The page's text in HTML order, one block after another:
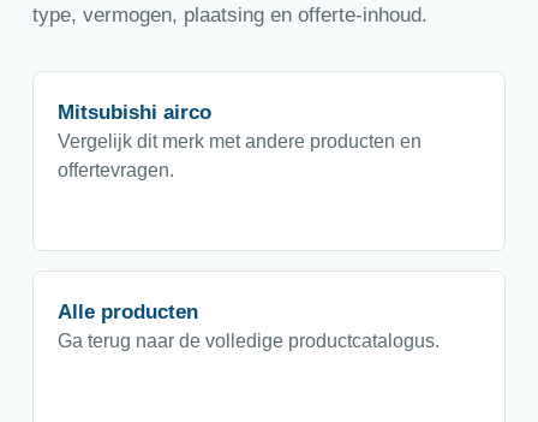
type, vermogen, plaatsing en offerte-inhoud.
Mitsubishi airco
Vergelijk dit merk met andere producten en
offertevragen.
Alle producten
Ga terug naar de volledige productcatalogus.